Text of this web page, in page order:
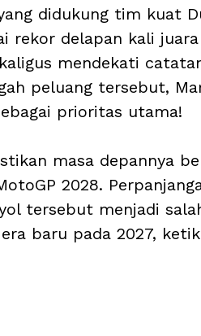
didukung tim kuat
rekor delapan kali
mendekati
peluang tersebut,
prioritas utama!
masa depannya
2028.
tersebut menjadi
baru pada 2027,